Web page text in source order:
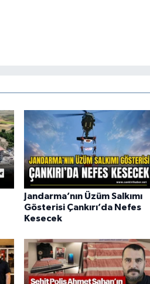
Jandarma’nın Üzüm Salkımı
Gösterisi Çankırı’da Nefes
Kesecek